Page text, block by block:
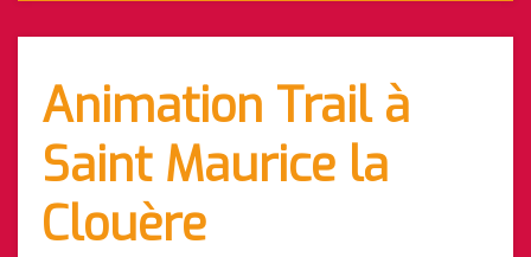
Animation Trail à
Saint Maurice la
Clouère